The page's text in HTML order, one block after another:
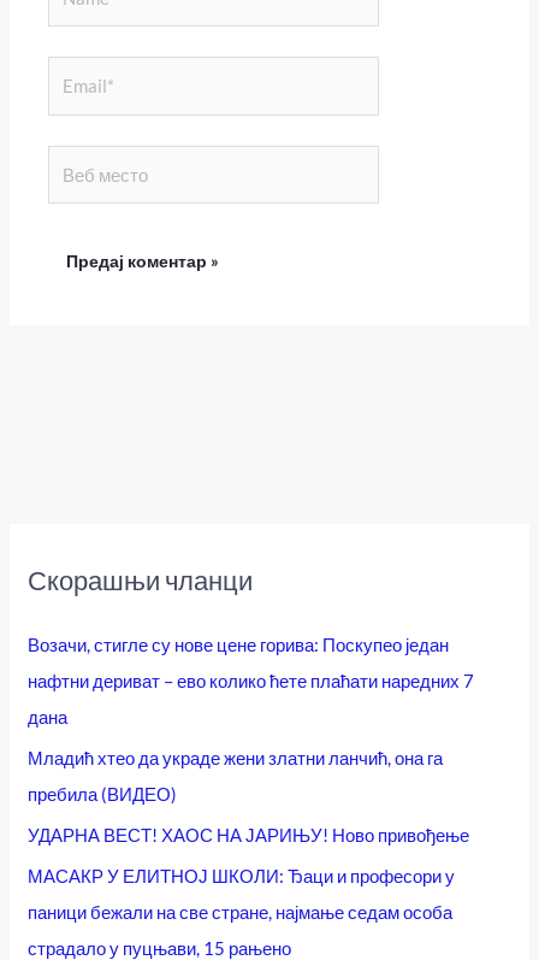
место
Скорашњи чланци
Возачи, стигле су нове цене горива: Поскупео један
нафтни дериват – ево колико ћете плаћати наредних 7
дана
Младић хтео да украде жени златни ланчић, она га
пребила (ВИДЕО)
УДАРНА ВЕСТ! ХАОС НА ЈАРИЊУ! Ново привођење
МАСАКР У ЕЛИТНОЈ ШКОЛИ: Ђаци и професори у
паници бежали на све стране, најмање седам особа
страдало у пуцњави, 15 рањено